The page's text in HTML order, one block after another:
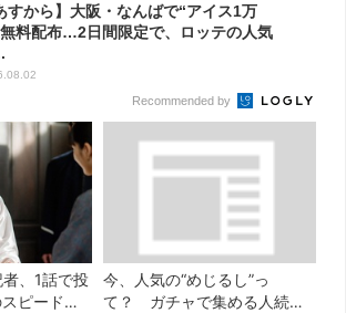
すから】大阪・なんばで“アイス1万
料配布…2日間限定で、ロッテの人気
Recommended by
、1話で投
ピード感
今、人気の“めじるし”っ
て？ ガチャで集める人続